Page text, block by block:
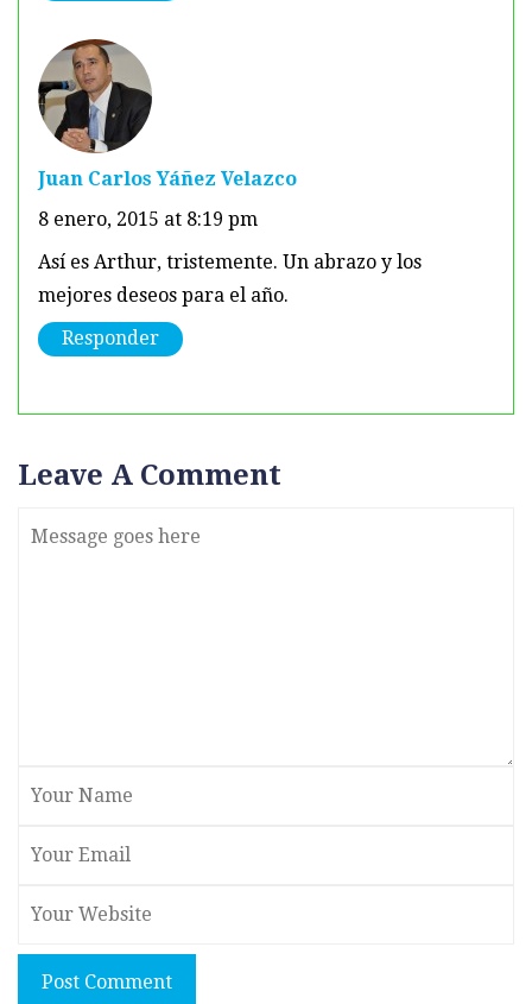
Juan Carlos Yáñez Velazco
8 enero, 2015 at 8:19 pm
Así es Arthur, tristemente. Un abrazo y los
mejores deseos para el año.
Responder
Leave A Comment
Post Comment